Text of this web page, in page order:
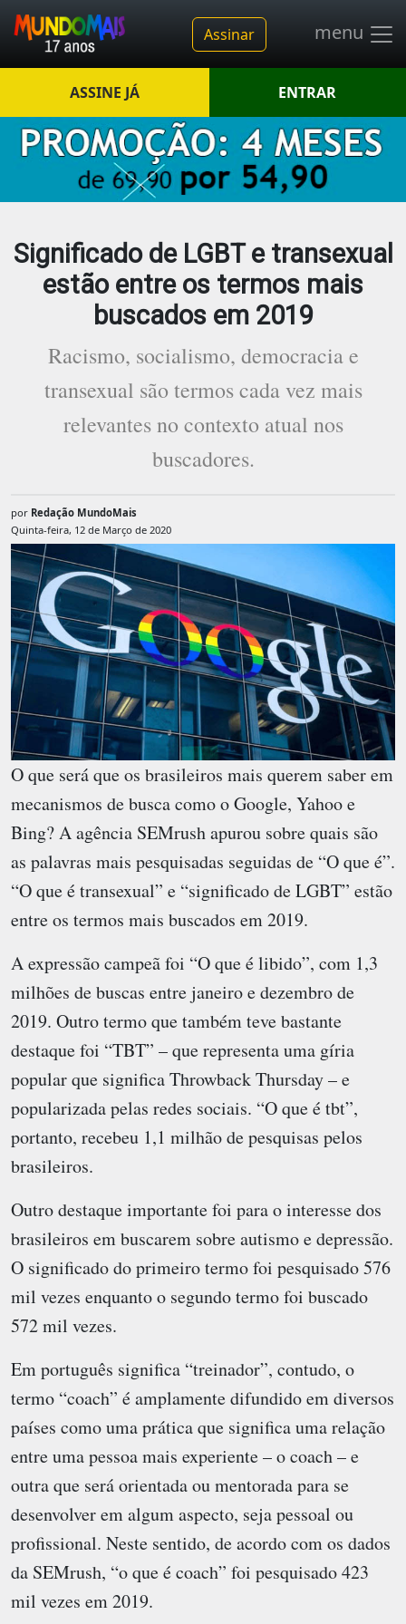
Assinar menu
ASSINE JÁ ENTRAR
Significado de LGBT e transexual
estão entre os termos mais
buscados em 2019
Racismo, socialismo, democracia e
transexual são termos cada vez mais
relevantes no contexto atual nos
buscadores.
por Redação MundoMais
Quinta-feira, 12 de Março de 2020
O que será que os brasileiros mais querem saber em
mecanismos de busca como o Google, Yahoo e
Bing? A agência SEMrush apurou sobre quais são
as palavras mais pesquisadas seguidas de “O que é”.
“O que é transexual” e “significado de LGBT” estão
entre os termos mais buscados em 2019.
A expressão campeã foi “O que é libido”, com 1,3
milhões de buscas entre janeiro e dezembro de
2019. Outro termo que também teve bastante
destaque foi “TBT” – que representa uma gíria
popular que significa Throwback Thursday – e
popularizada pelas redes sociais. “O que é tbt”,
portanto, recebeu 1,1 milhão de pesquisas pelos
brasileiros.
Outro destaque importante foi para o interesse dos
brasileiros em buscarem sobre autismo e depressão.
O significado do primeiro termo foi pesquisado 576
mil vezes enquanto o segundo termo foi buscado
572 mil vezes.
Em português significa “treinador”, contudo, o
termo “coach” é amplamente difundido em diversos
países como uma prática que significa uma relação
entre uma pessoa mais experiente – o coach – e
outra que será orientada ou mentorada para se
desenvolver em algum aspecto, seja pessoal ou
profissional. Neste sentido, de acordo com os dados
da SEMrush, “o que é coach” foi pesquisado 423
mil vezes em 2019.